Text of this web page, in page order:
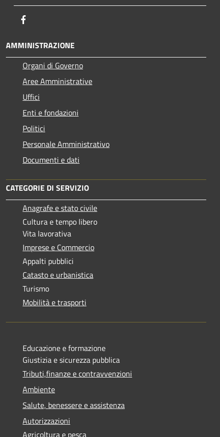
AMMINISTRAZIONE
Organi di Governo
Aree Amministrative
Uffici
Enti e fondazioni
Politici
Personale Amministrativo
Documenti e dati
CATEGORIE DI SERVIZIO
Anagrafe e stato civile
Cultura e tempo libero
Vita lavorativa
Imprese e Commercio
Appalti pubblici
Catasto e urbanistica
Turismo
Mobilità e trasporti
Educazione e formazione
Giustizia e sicurezza pubblica
Tributi,finanze e contravvenzioni
Ambiente
Salute, benessere e assistenza
Autorizzazioni
Agricoltura e pesca